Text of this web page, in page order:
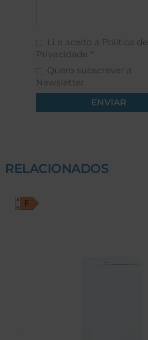
Li e aceito a Política de
Privacidade *
Quero subscrever a
Newsletter
ENVIAR
RELACIONADOS